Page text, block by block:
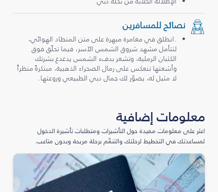
نصائح للمسافرين
.انطلق في مغامرة مبهرة على متن المنطاد الهوائي،
لتتأمل مشهد شروق الشمس الآسر، فيما تحلّق فوق
الكثبان الرملية، وتشعر بدفء الشمس يدغدغ بشرتك
وأشعتها تنعكس على رمال الصحراء الذهبية، مبتكرةً منظراً
لا مثيل له، يصوّر لك جمال دبي الطبيعي وروعتها.
معلومات إضافية
اعثر على معلومات مفيدة حول التأشيرات ومتطلبات تأشيرة الدخول
لمساعدتك في التخطيط لرحلتك والتنعّم برحلة مريحة وبدون متاعب.